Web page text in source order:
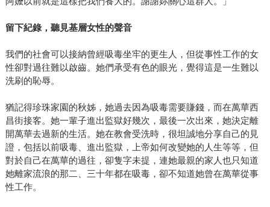
留下紀錄，聽見基層女性的聲音
我們的社會可以接納曾經吸毒坐牢的更生人，但從事性工作的女
性卻對過往難以啟齒。她們承受有色的眼光，覺得這是一生難以
洗刷的恥辱。
猶記得珍珠家園的秋姊，她過去因為吸毒需要賺錢，而在萬華西
昌街接客。她一輩子進出監獄好幾次，最後一次出來，她決定離
開萬華去過新的生活。她在教會受洗時，很坦誠地分享自己的見
證，包括以前吸毒、進出監獄，上帝如何改變她的人生等等，但
對於自己在萬華的過往，卻隻字未提，連她最親的家人也只知道
她離家流浪的那二、三十年都在吸毒，卻不知道她曾在萬華從事
性工作。